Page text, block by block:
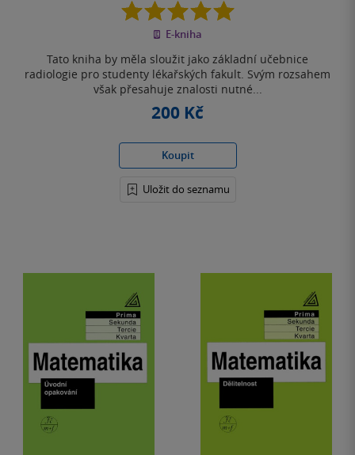
5.0
z
5
E-kniha
Tato kniha by měla sloužit jako základní učebnice
radiologie pro studenty lékařských fakult. Svým rozsahem
však přesahuje znalosti nutné...
200 Kč
Koupit
Uložit do seznamu